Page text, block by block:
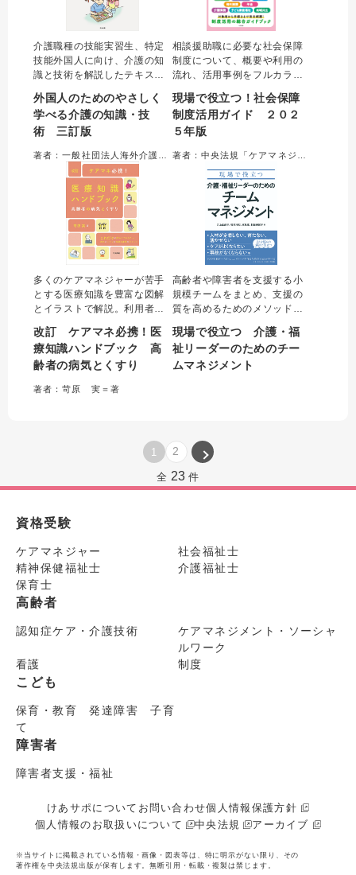
介護職種の技能実習生、特定
技能外国人に向け、介護の知
識と技術を解説したテキス
解、生活支援技術など初任者
研修カリキュラムに沿い、イ
ラストを多用しわかりやすく
充実させた三訂版。分かち書
き・漢字へのふりがなつき。
外国人のためのやさしく
学べる介護の知識・技
術 三訂版
相談援助職に必要な社会保障
制度について、概要や利用の
流れ、活用事例をフルカラー
すく解説。生活保護、障害者
福祉、医療保障、権利擁護、
年金、子ども家庭福祉、地域
制度を収載した2025年版。
現場で役立つ！社会保障
制度活用ガイド ２０２
５年版
多くのケアマネジャーが苦手
とする医療知識を豊富な図解
とイラストで解説。利用者へ
必要な病気の知識とあわせ
て、医師や看護師との連携の
ポイント、よく使われる薬の
ど近年のトピックも収載した
改訂 ケアマネ必携！医
療知識ハンドブック 高
齢者の病気とくすり
著者：苛原 実＝著
高齢者や障害者を支援する小
規模チームをまとめ、支援の
質を高めるためのメソッドが
するための方法を、基本的考
え方、リーダー論、人材育
成、チーム運営の４つの視点
現場で役立つ 介護・福
祉リーダーのためのチー
ムマネジメント
1 2
全 23 件
資格受験
ケアマネジャー
社会福祉士
精神保健福祉士
介護福祉士
保育士
高齢者
認知症ケア・介護技術
ケアマネジメント・ソーシャ
ルワーク
看護
制度
こども
保育・教育 発達障害 子育
て
障害者
障害者支援・福祉
けあサポについて お問い合わせ個人情報保護方針
個人情報のお取扱いについて
中央法規 アーカイブ
※当サイトに掲載されている情報・画像・図表等は、特に明示がない限り、その
著作権を中央法規出版が保有します。無断引用・転載・複製は禁じます。